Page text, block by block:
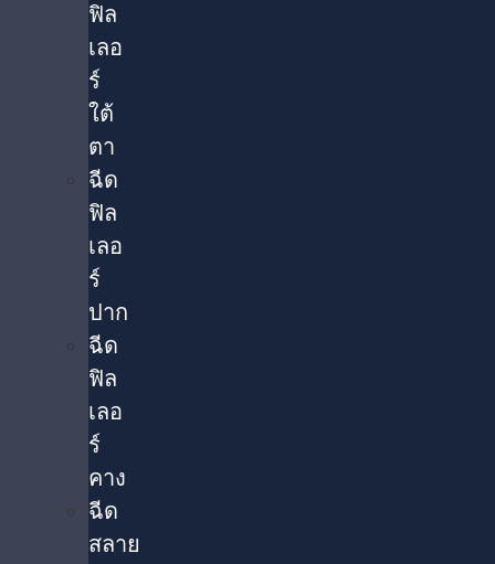
ฟิล
เลอ
ร์
ใต้
ตา​
ฉีด
ฟิล
เลอ
ร์
ปาก
ฉีด
ฟิล
เลอ
ร์
คาง
ฉีด
สลาย